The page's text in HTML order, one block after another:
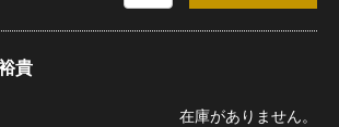
貴
在庫がありません。